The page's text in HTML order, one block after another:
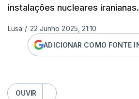
instalações nucleares iranianas.
Lusa / 22 Junho 2025, 21:10
ADICIONAR COMO FONTE
OUVIR